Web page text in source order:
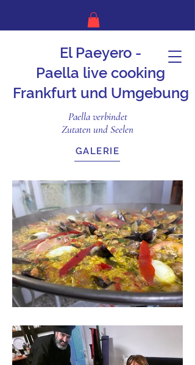
El Paeyero -
Paella live cooking
Frankfurt und Umgebung
Paella verbindet
Zutaten und Seelen
GALERIE